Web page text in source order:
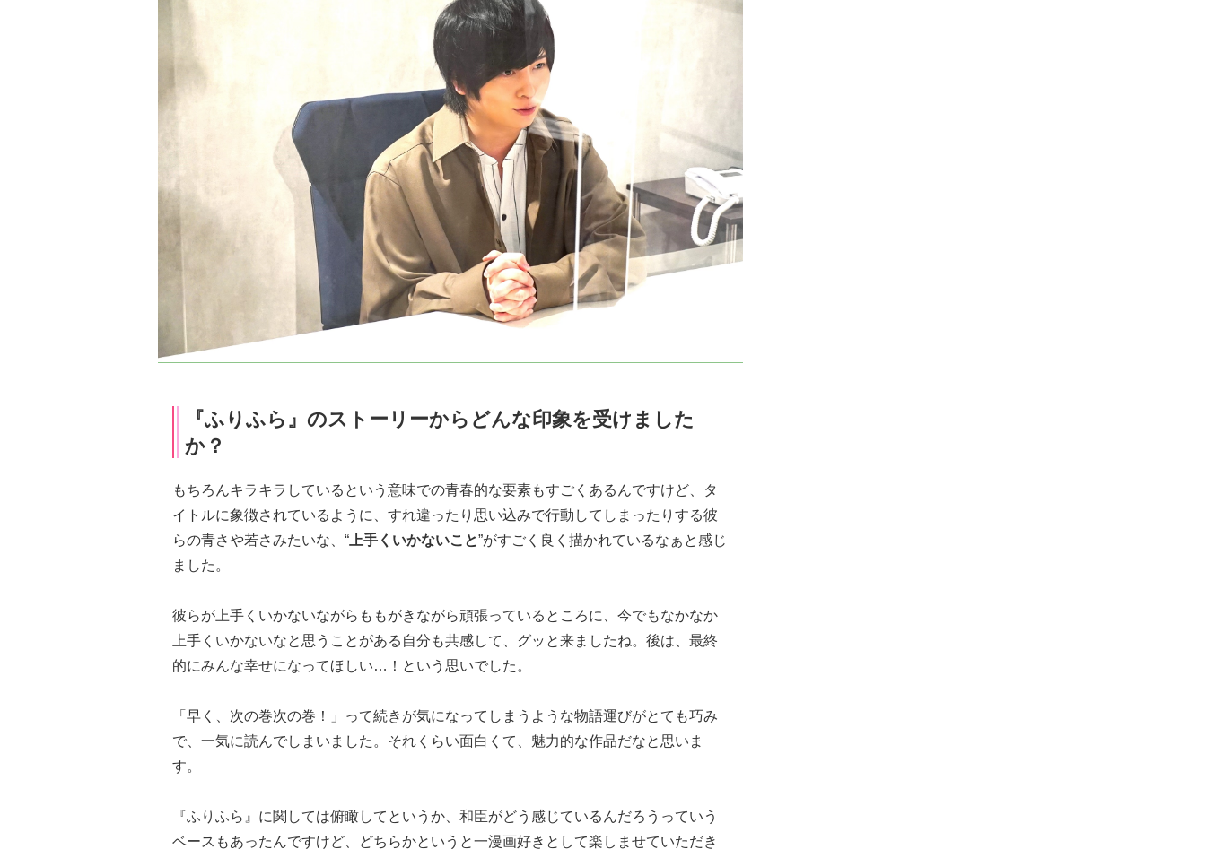
『ふりふら』のストーリーからどんな印象を受けました
か？
もちろんキラキラしているという意味での青春的な要素もすごくあるんですけど、タ
イトルに象徴されているように、すれ違ったり思い込みで行動してしまったりする彼
らの青さや若さみたいな、“ 上手くいかないこと”がすごく良く描かれているなぁと感じ
ました。
彼らが上手くいかないながらももがきながら頑張っているところに、今でもなかなか
上手くいかないなと思うことがある自分も共感して、グッと来ましたね。後は、最終
的にみんな幸せになってほしい…！という思いでした。
「早く、次の巻次の巻！」って続きが気になってしまうような物語運びがとても巧み
で、一気に読んでしまいました。それくらい面白くて、魅力的な作品だなと思いま
す。
『ふりふら』に関しては俯瞰してというか、和臣がどう感じているんだろうっていう
ベースもあったんですけど、どちらかというと一漫画好きとして楽しませていただき